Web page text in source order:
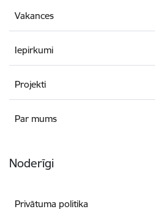
Vakances
Iepirkumi
Projekti
Par mums
Noderīgi
Privātuma politika